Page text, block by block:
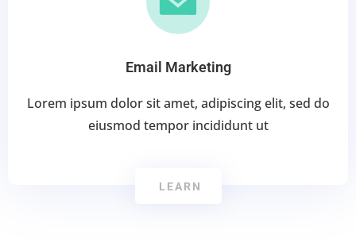
Email Marketing
Lorem ipsum dolor sit amet, adipiscing elit, sed do
eiusmod tempor incididunt ut
LEARN